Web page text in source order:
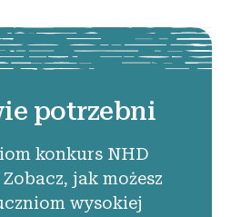
potrzebni
konkurs NHD
jak możesz
wysokiej